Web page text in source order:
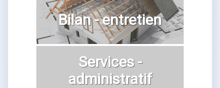
Bilan - entretien
Services -
administratif